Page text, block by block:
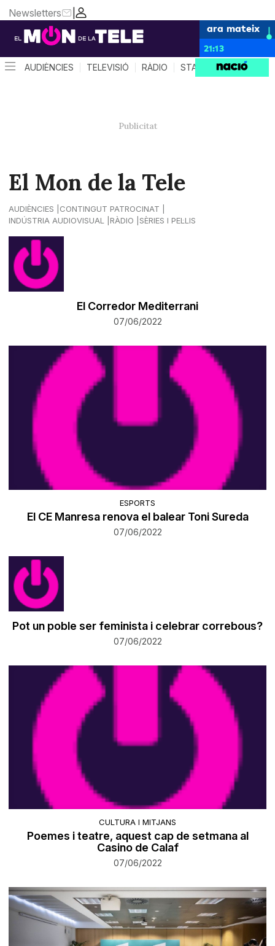
|
Newsletters
ara mateix
21:13
AUDIÈNCIES TELEVISIÓ RÀDIO STAR SYSTEM
El Mon de la Tele
AUDIÈNCIES
CONTINGUT PATROCINAT
INDÚSTRIA AUDIOVISUAL
RÀDIO SÈRIES I PEL·LIS
​El Corredor Mediterrani
07/06/2022
ESPORTS
El CE Manresa renova el balear Toni Sureda
07/06/2022
Pot un poble ser feminista i celebrar correbous?
07/06/2022
CULTURA I MITJANS
​Poemes i teatre, aquest cap de setmana al
Casino de Calaf
07/06/2022